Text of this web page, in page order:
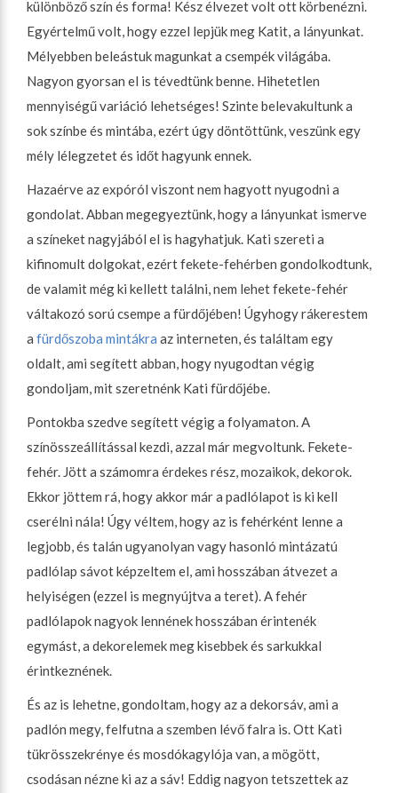
különböző szín és forma! Kész élvezet volt ott körbenézni.
Egyértelmű volt, hogy ezzel lepjük meg Katit, a lányunkat.
Mélyebben beleástuk magunkat a csempék világába.
Nagyon gyorsan el is tévedtünk benne. Hihetetlen
mennyiségű variáció lehetséges! Szinte belevakultunk a
sok színbe és mintába, ezért úgy döntöttünk, veszünk egy
mély lélegzetet és időt hagyunk ennek.
Hazaérve az expóról viszont nem hagyott nyugodni a
gondolat. Abban megegyeztünk, hogy a lányunkat ismerve
a színeket nagyjából el is hagyhatjuk. Kati szereti a
kifinomult dolgokat, ezért fekete-fehérben gondolkodtunk,
de valamit még ki kellett találni, nem lehet fekete-fehér
váltakozó sorú csempe a fürdőjében! Úgyhogy rákerestem
a fürdőszoba mintákra az interneten, és találtam egy
oldalt, ami segített abban, hogy nyugodtan végig
gondoljam, mit szeretnénk Kati fürdőjébe.
Pontokba szedve segített végig a folyamaton. A
színösszeállítással kezdi, azzal már megvoltunk. Fekete-
fehér. Jött a számomra érdekes rész, mozaikok, dekorok.
Ekkor jöttem rá, hogy akkor már a padlólapot is ki kell
cserélni nála! Úgy véltem, hogy az is fehérként lenne a
legjobb, és talán ugyanolyan vagy hasonló mintázatú
padlólap sávot képzeltem el, ami hosszában átvezet a
helyiségen (ezzel is megnyújtva a teret). A fehér
padlólapok nagyok lennének hosszában érintenék
egymást, a dekorelemek meg kisebbek és sarkukkal
érintkeznének.
És az is lehetne, gondoltam, hogy az a dekorsáv, ami a
padlón megy, felfutna a szemben lévő falra is. Ott Kati
tükrösszekrénye és mosdókagylója van, a mögött,
csodásan nézne ki az a sáv! Eddig nagyon tetszettek az